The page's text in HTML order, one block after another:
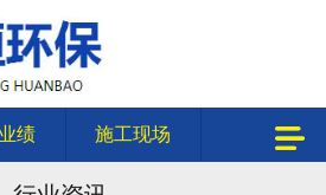
绩 施工现场